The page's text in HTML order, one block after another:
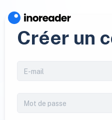
Créer un